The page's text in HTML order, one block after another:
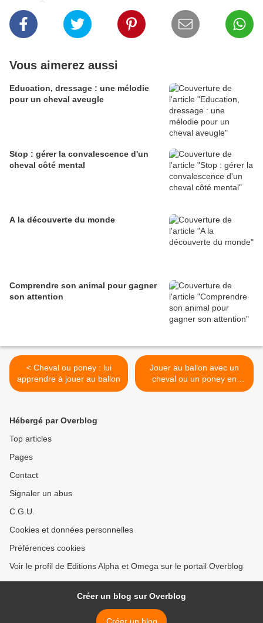
Vous aimerez aussi
Education, dressage : une mélodie
pour un cheval aveugle
Stop : gérer la convalescence d'un
cheval côté mental
A la découverte du monde
Comprendre son animal pour gagner
son attention
< Cheval ou poney : lui
apprendre à jouer au ballon
Jouer au ballon avec un
cheval ou un poney en
vidéo >
Hébergé par Overblog
Top articles
Pages
Contact
Signaler un abus
C.G.U.
Cookies et données personnelles
Préférences cookies
Voir le profil de Editions Alpha et Omega sur le portail Overblog
Créer un blog sur Overblog